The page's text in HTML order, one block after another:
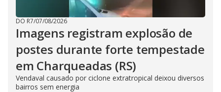
DO R7/07/08/2026
Imagens registram explosão de
postes durante forte tempestade
em Charqueadas (RS)
Vendaval causado por ciclone extratropical deixou diversos
bairros sem energia